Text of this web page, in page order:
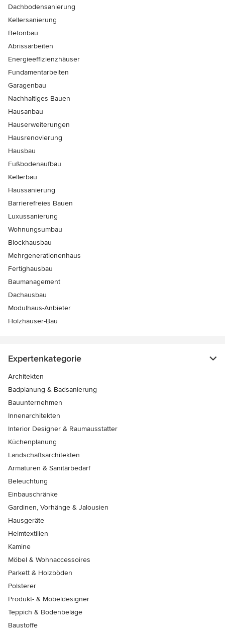
Dachbodensanierung
Kellersanierung
Betonbau
Abrissarbeiten
Energieeffizienzhäuser
Fundamentarbeiten
Garagenbau
Nachhaltiges Bauen
Hausanbau
Hauserweiterungen
Hausrenovierung
Hausbau
Fußbodenaufbau
Kellerbau
Haussanierung
Barrierefreies Bauen
Luxussanierung
Wohnungsumbau
Blockhausbau
Mehrgenerationenhaus
Fertighausbau
Baumanagement
Dachausbau
Modulhaus-Anbieter
Holzhäuser-Bau
Expertenkategorie
Architekten
Badplanung & Badsanierung
Bauunternehmen
Innenarchitekten
Interior Designer & Raumausstatter
Küchenplanung
Landschaftsarchitekten
Armaturen & Sanitärbedarf
Beleuchtung
Einbauschränke
Gardinen, Vorhänge & Jalousien
Hausgeräte
Heimtextilien
Kamine
Möbel & Wohnaccessoires
Parkett & Holzböden
Polsterer
Produkt- & Möbeldesigner
Teppich & Bodenbeläge
Baustoffe